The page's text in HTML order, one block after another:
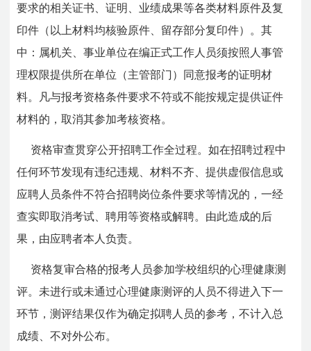
要求的相关证书、证明、业绩成果等各类材料原件及复
印件（以上材料均核验原件、留存部分复印件）。其
中：属机关、事业单位在编正式工作人员须按照人事管
理权限提供所在单位（主管部门）同意报考的证明材
料。凡与报考资格条件要求不符或不能按规定提供证件
材料的，取消其参加考核资格。
资格审查贯穿公开招聘工作全过程。如在招聘过程中
任何环节发现有违纪违规、材料不齐、提供虚假信息或
应聘人员条件不符合招聘岗位条件要求等情况的，一经
查实即取消考试、聘用等资格或解聘。由此造成的后
果，由应聘者本人负责。
资格复审合格的报考人员参加学校组织的心理健康测
评。未进行或未通过心理健康测评的人员不得进入下一
环节，测评结果仅作为确定拟聘人员的参考，不计入总
成绩、不对外公布。